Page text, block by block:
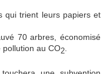
qui trient leurs papiers et
70 arbres, économisé
au CO2